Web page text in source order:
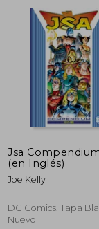
45%
dcto.
Jsa
(en Inglés)
Joe Kelly
DC Comics, Tapa
Nuevo